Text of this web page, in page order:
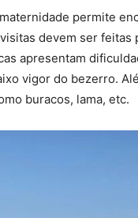
permite
devem ser feitas
apresentam
vigor do bezerro.
buracos, lama, etc.